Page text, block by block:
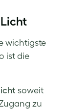
wichtigste
ist die
soweit
zu